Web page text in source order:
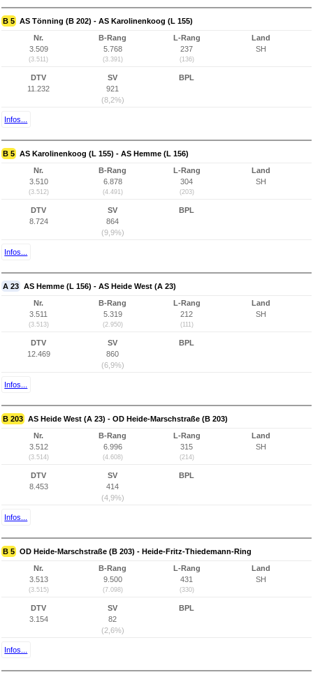
B 5 AS Tönning (B 202) - AS Karolinenkoog (L 155)
Nr.
3.509
(3.511)
B-Rang
5.768
(3.391)
L-Rang
237
(136)
Land
SH
DTV
11.232
SV
921
(8,2%)
BPL
Infos...
B 5 AS Karolinenkoog (L 155) - AS Hemme (L 156)
Nr.
3.510
(3.512)
B-Rang
6.878
(4.491)
L-Rang
304
(203)
Land
SH
DTV
8.724
SV
864
(9,9%)
BPL
Infos...
A 23 AS Hemme (L 156) - AS Heide West (A 23)
Nr.
3.511
(3.513)
B-Rang
5.319
(2.950)
L-Rang
212
(111)
Land
SH
DTV
12.469
SV
860
(6,9%)
BPL
Infos...
B 203 AS Heide West (A 23) - OD Heide-Marschstraße (B 203)
Nr.
3.512
(3.514)
B-Rang
6.996
(4.608)
L-Rang
315
(214)
Land
SH
DTV
8.453
SV
414
(4,9%)
BPL
Infos...
B 5 OD Heide-Marschstraße (B 203) - Heide-Fritz-Thiedemann-Ring
Nr.
3.513
(3.515)
B-Rang
9.500
(7.098)
L-Rang
431
(330)
Land
SH
DTV
3.154
SV
82
(2,6%)
BPL
Infos...